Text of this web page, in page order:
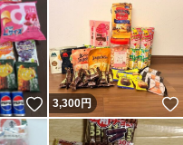
いいね！
3,300円